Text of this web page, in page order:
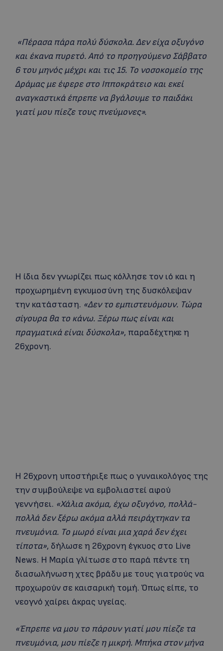
«Πέρασα πάρα πολύ δύσκολα. Δεν είχα οξυγόνο
και έκανα πυρετό. Από το προηγούμενο Σάββατο
6 του μηνός μέχρι και τις 15. Το νοσοκομείο της
Δράμας με έφερε στο Ιπποκράτειο και εκεί
αναγκαστικά έπρεπε να βγάλουμε το παιδάκι
γιατί μου πίεζε τους πνεύμονες».
Η ίδια δεν γνωρίζει πως κόλλησε τον ιό και η
προχωρημένη εγκυμοσύνη της δυσκόλεψαν
την κατάσταση. «Δεν το εμπιστευόμουν. Τώρα
σίγουρα θα το κάνω. Ξέρω πως είναι και
πραγματικά είναι δύσκολα», παραδέχτηκε η
26χρονη.
Η 26χρονη υποστήριξε πως ο γυναικολόγος της
την συμβούλεψε να εμβολιαστεί αφού
γεννήσει. «Χάλια ακόμα, έχω οξυγόνο, πολλά-
πολλά δεν ξέρω ακόμα αλλά πειράχτηκαν τα
πνευμόνια. Το μωρό είναι μια χαρά δεν έχει
τίποτα», δήλωσε η 26χρονη έγκυος στο Live
News. Η Μαρία γλίτωσε στο παρά πέντε τη
διασωλήνωση χτες βράδυ με τους γιατρούς να
προχωρούν σε καισαρική τομή. Όπως είπε, το
νεογνό χαίρει άκρας υγείας.
«Έπρεπε να μου το πάρουν γιατί μου πίεζε τα
πνευμόνια, μου πίεζε η μικρή. Μπήκα στον μήνα